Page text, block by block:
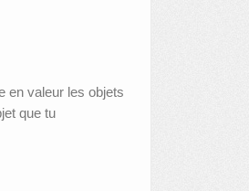
en valeur les objets
que tu